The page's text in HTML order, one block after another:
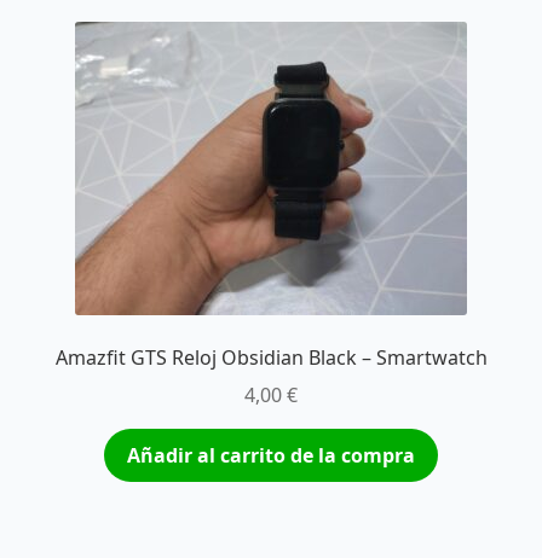
Amazfit GTS Reloj Obsidian Black – Smartwatch
4,00€
Añadir al carrito de la compra